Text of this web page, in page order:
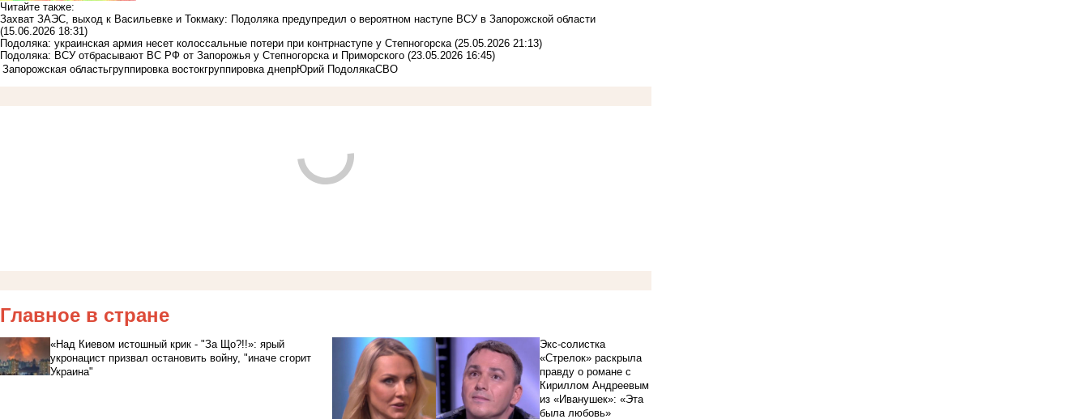
Читайте также:
Захват ЗАЭС, выход к Васильевке и Токмаку: Подоляка предупредил о вероятном наступе ВСУ в Запорожской области
(15.06.2026 18:31)
Подоляка: украинская армия несет колоссальные потери при контрнаступе у Степногорска (25.05.2026 21:13)
Подоляка: ВСУ отбрасывают ВС РФ от Запорожья у Степногорска и Приморского (23.05.2026 16:45)
Запорожская областьгруппировка востокгруппировка днепрЮрий ПодолякаСВО
Главное в стране
«Над Киевом истошный крик - "За Що?!!»: ярый
укронацист призвал остановить войну, "иначе сгорит
Украина"
Экс-солистка
«Стрелок» раскрыла
правду о романе с
Кириллом Андреевым
из «Иванушек»: «Эта
была любовь»